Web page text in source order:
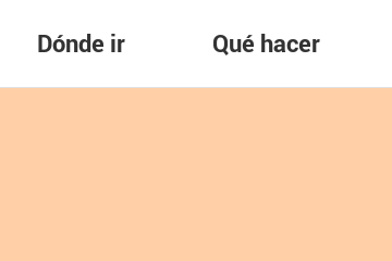
Dónde ir Qué hacer